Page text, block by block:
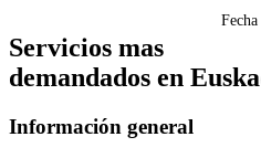
Servicios mas
demandados en
Información general